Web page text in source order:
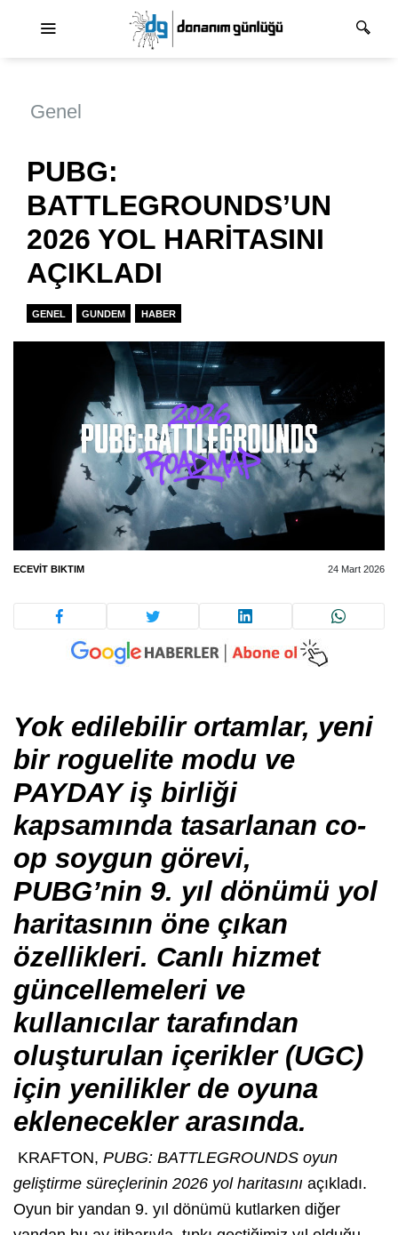
Genel
PUBG:
BATTLEGROUNDS’UN
2026 YOL HARİTASINI
AÇIKLADI
GENEL GUNDEM HABER
ECEVIT BIKTIM 24 Mart 2026
Yok edilebilir ortamlar, yeni
bir roguelite modu ve
PAYDAY iş birliği
kapsamında tasarlanan co-
op soygun görevi,
PUBG’nin 9. yıl dönümü yol
haritasının öne çıkan
özellikleri. Canlı hizmet
güncellemeleri ve
kullanıcılar tarafından
oluşturulan içerikler (UGC)
için yenilikler de oyuna
eklenecekler arasında.
KRAFTON, PUBG: BATTLEGROUNDS oyun
geliştirme süreçlerinin 2026 yol haritasını açıkladı.
Oyun bir yandan 9. yıl dönümü kutlarken diğer